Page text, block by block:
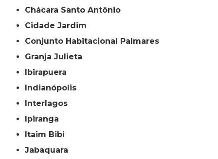
Chácara Santo Antônio
Cidade Jardim
Conjunto Habitacional Palmares
Granja Julieta
Ibirapuera
Indianópolis
Interlagos
Ipiranga
Itaim Bibi
Jabaquara